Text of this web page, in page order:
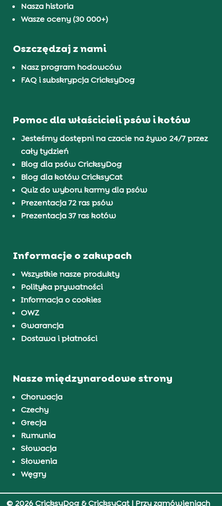
Nasza historia
Wasze oceny (30 000+)
Oszczędzaj z nami
Nasz program hodowców
FAQ i subskrypcja CricksyDog
Pomoc dla właścicieli psów i kotów
Jesteśmy dostępni na czacie na żywo 24/7 przez
cały tydzień
Blog dla psów CricksyDog
Blog dla kotów CricksyCat
Quiz do wyboru karmy dla psów
Prezentacja 72 ras psów
Prezentacja 37 ras kotów
Informacje o zakupach
Wszystkie nasze produkty
Polityka prywatności
Informacja o cookies
OWZ
Gwarancja
Dostawa i płatności
Nasze międzynarodowe strony
Chorwacja
Czechy
Grecja
Rumunia
Słowacja
Słowenia
Węgry
© 2026 CricksyDog & CricksyCat| Przy zamówieniach